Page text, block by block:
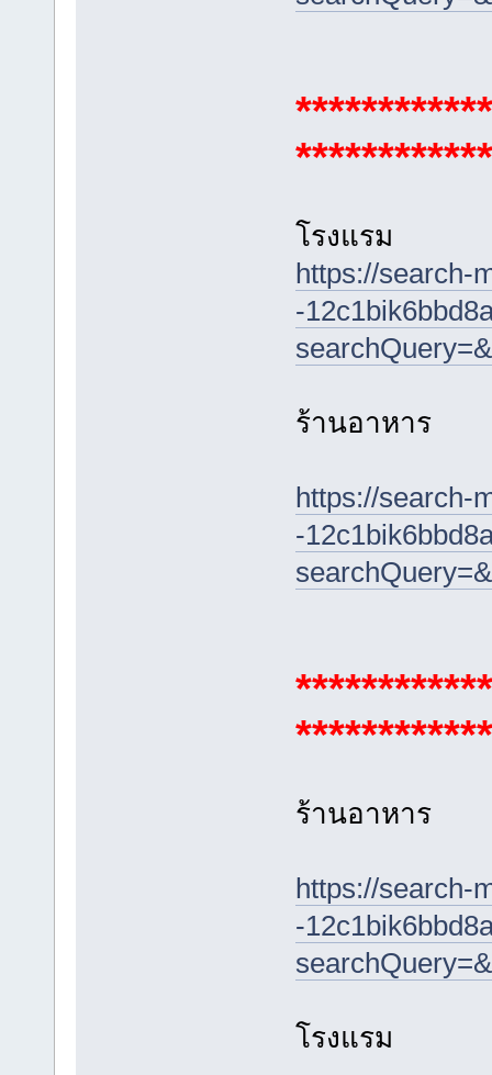
โรงแรม
https://search-
-
ร้านอาหาร
https://search-
-
ร้านอาหาร
https://search-
-
โรงแรม